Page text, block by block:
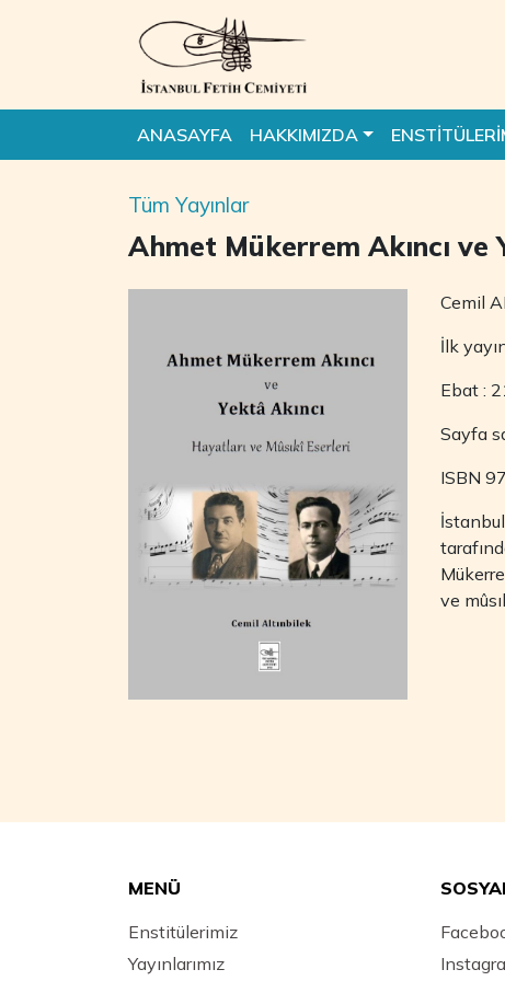
ANASAYFA HAKKIMIZDA
Tüm Yayınlar
Ahmet Mükerrem Akıncı
Cemil
İlk
Ebat :
Sayfa
ISBN
ve
MENÜ
Enstitülerimiz
Yayınlarımız